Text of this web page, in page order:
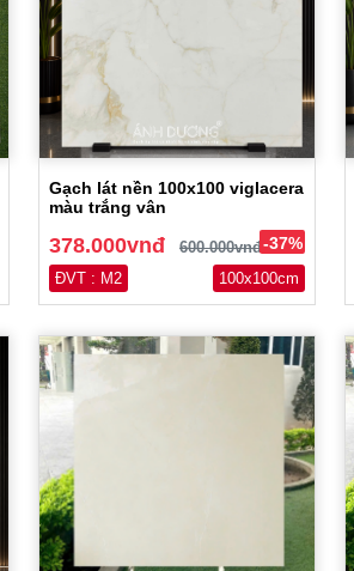
Gạch lát nền 100x100 viglacera
màu trắng vân
378.000vnđ 600.000vnđ -37%
ĐVT : M2 100x100cm